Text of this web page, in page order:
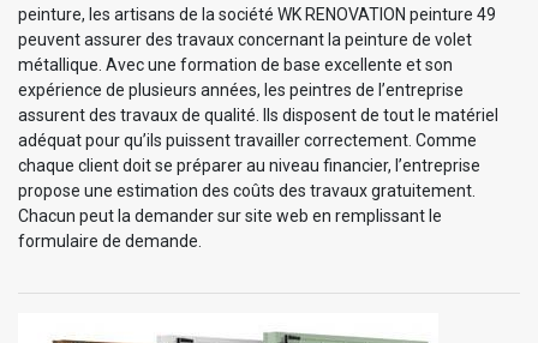
peinture, les artisans de la société WK RENOVATION peinture 49
peuvent assurer des travaux concernant la peinture de volet
métallique. Avec une formation de base excellente et son
expérience de plusieurs années, les peintres de l’entreprise
assurent des travaux de qualité. Ils disposent de tout le matériel
adéquat pour qu’ils puissent travailler correctement. Comme
chaque client doit se préparer au niveau financier, l’entreprise
propose une estimation des coûts des travaux gratuitement.
Chacun peut la demander sur site web en remplissant le
formulaire de demande.